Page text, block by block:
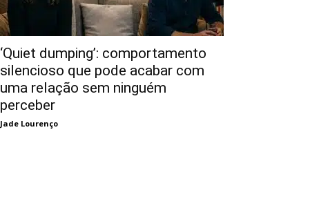
‘Quiet dumping’: comportamento
silencioso que pode acabar com
uma relação sem ninguém
perceber
Jade Lourenço